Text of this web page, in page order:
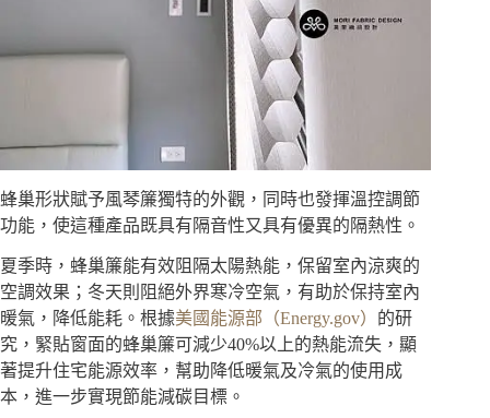
蜂巢形狀賦予風琴簾獨特的外觀，同時也發揮溫控調節
功能，使這種產品既具有隔音性又具有優異的隔熱性。
夏季時，蜂巢簾能有效阻隔太陽熱能，保留室內涼爽的
空調效果；冬天則阻絕外界寒冷空氣，有助於保持室內
暖氣，降低能耗。根據美國能源部（Energy.gov） 的研
究，緊貼窗面的蜂巢簾可減少40%以上的熱能流失，顯
著提升住宅能源效率，幫助降低暖氣及冷氣的使用成
本，進一步實現節能減碳目標。